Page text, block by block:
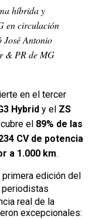
híbrida y
en circulación
José Antonio
& PR de MG
en el tercer
Hybrid y el ZS
el 89% de las
CV de potencia
a 1.000 km.
edición del
periodistas
real de la
excepcionales: